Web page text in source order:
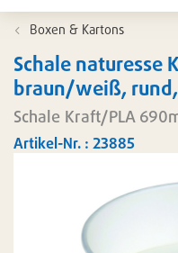
Boxen & Kartons
Schale naturesse
braun/weiß, rund,
Schale Kraft/PLA
Artikel-Nr. : 23885